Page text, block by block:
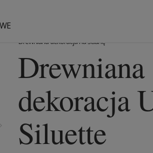
Drewniana dekoracja na ścianę
Drewniana
dekoracja
Siluette